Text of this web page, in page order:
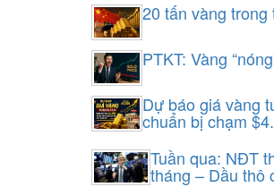
20 tấn vàng
PTKT: Vàng
Dự báo giá vàng
chuẩn bị chạm
Tuần qua: NĐT
tháng – Dầu thô